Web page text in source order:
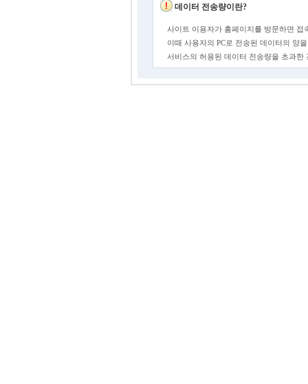
데이터 전송량이란?
사이트 이용자가 홈페이지를 방문하면 접
이때 사용자의 PC로 전송된 데이터의 양
서비스의 허용된 데이터 전송량을 초과